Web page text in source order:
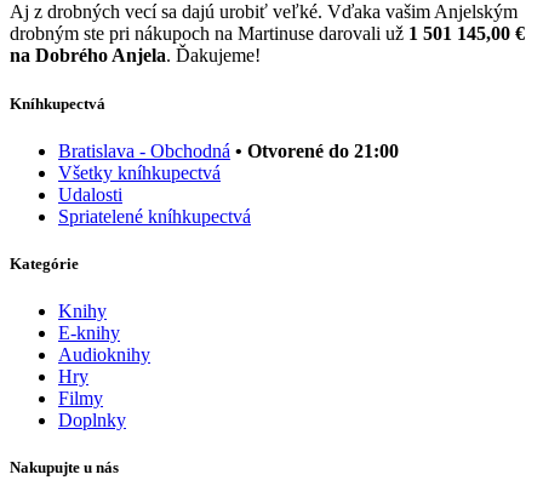
Aj z drobných vecí sa dajú urobiť veľké. Vďaka vašim Anjelským
drobným ste pri nákupoch na Martinuse darovali už 1 501 145,00 €
na Dobrého Anjela. Ďakujeme!
Kníhkupectvá
Bratislava - Obchodná • Otvorené do 21:00
Všetky kníhkupectvá
Udalosti
Spriatelené kníhkupectvá
Kategórie
Knihy
E-knihy
Audioknihy
Hry
Filmy
Doplnky
Nakupujte u nás